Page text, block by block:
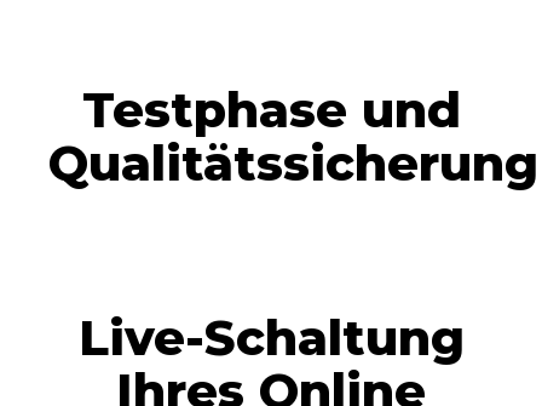
Testphase und
Qualitätssicherung
Live-Schaltung
Ihres Online